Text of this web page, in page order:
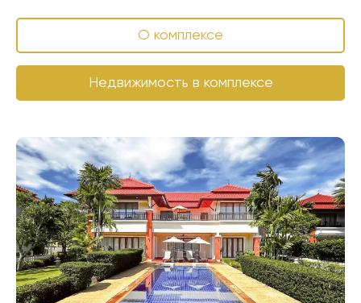
О комплексе
Недвижимость в комплексе